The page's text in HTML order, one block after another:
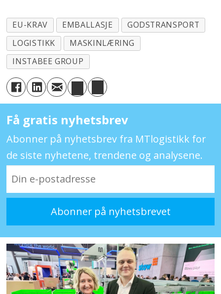
EU-KRAV EMBALLASJE
GODSTRANSPORT
LOGISTIKK
MASKINLÆRING
INSTABEE GROUP
Få gratis nyhetsbrev
Abonner på nyhetsbrev fra MTlogistikk for
de siste nyhetene, trendene og analysene.